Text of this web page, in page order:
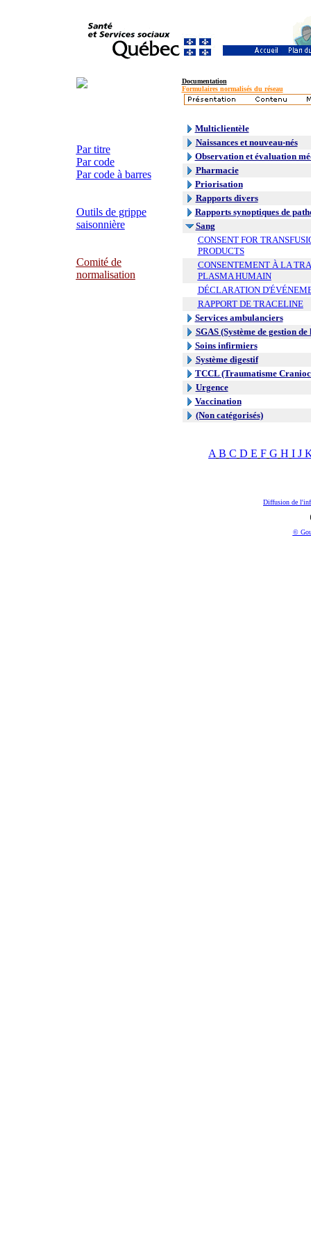
Documentation
Formulaires normalisés du réseau
Par titre
Par code
Par code à barres
Outils de grippe
saisonnière
Comité de
normalisation
Multiclientèle
Naissances et nouveau-nés
Observation et évaluation
Pharmacie
Priorisation
Rapports divers
Rapports synoptiques de
Sang
CONSENT FOR
PRODUCTS
CONSENTEMENT À LA
PLASMA HUMAIN
DÉCLARATION
RAPPORT DE TRACELINE
Services ambulanciers
SGAS (Système de gestion
Soins infirmiers
Système digestif
TCCL (Traumatisme
Urgence
Vaccination
(Non catégorisés)
A B C D E F G H I J
Diffusion de
©